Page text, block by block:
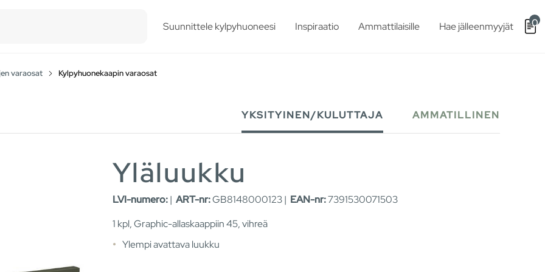
Suunnittele kylpyhuoneesi Inspiraatio Ammattilaisille Hae jälleenmyyjät 0
varaosat Kylpyhuonekaapin varaosat
YKSITYINEN/KULUTTAJA AMMATILLINEN
Yläluukku
LVI-numero:| ART-nr:GB8148000123 | EAN-nr:7391530071503
1 kpl, Graphic-allaskaappiin 45, vihreä
Ylempi avattava luukku